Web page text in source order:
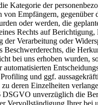
Kategorie der
von Empfängern, gegenüber
oder werden, die
Rechts auf Berichtigung,
der Verarbeitung oder
Beschwerderechts, die
bei uns erhoben wurden,
automatisierten
und ggf.
deren Einzelheiten
DSGVO unverzüglich die
Vervollständigung Ihrer bei